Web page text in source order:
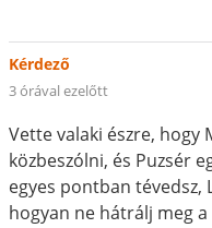
Kérdező
3 órával ezelőtt
Vette valaki észre, hogy
közbeszólni, és Puzsér
egyes pontban
hogyan ne hátrálj meg